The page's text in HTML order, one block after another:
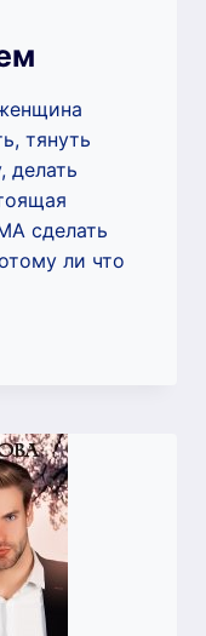
тянуть
делать
сделать
ли что